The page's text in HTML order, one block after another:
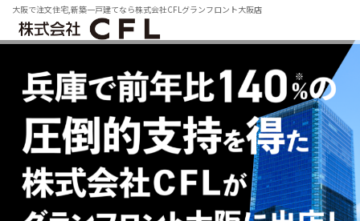
大阪で注文住宅,新築一戸建てなら株式会社CFLグランフロント大阪店